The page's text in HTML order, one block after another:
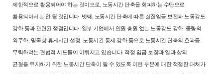
제한적으로 활용되어야 하는 것이므로,
노동시간 단축을 회피하는 수단으로
활용되어서는 안 될 것입니다. 넷째, 노동시간 단축에 따른 실질임금 보전과 노동강도
강화 등과 관련된 쟁점입니다. 일부 기업에서 인원 충원 없는 노동강도 강화, 물량의
외주화, 명목상 휴게시간 설정, 노동시간 통제 강화 등으로 노동시간 단축의 효과를
무력화려는 편법적 시도들이 이뤄지고 있습니다. 적정 임금 보장과 일과 삶의
균형을유지하기 위한 노동시간 단축이 될 수 있도록 이런 부분에 대한 적절한 대처가